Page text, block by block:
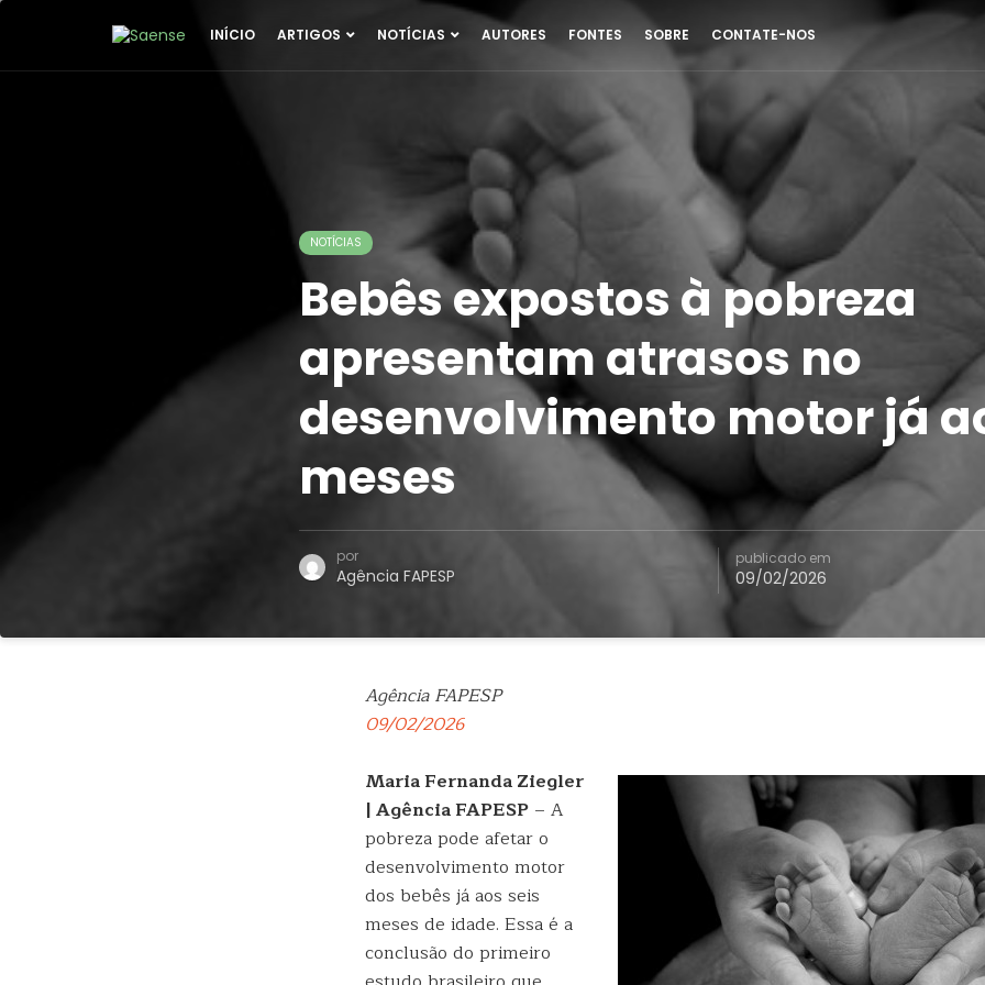
INÍCIO ARTIGOS NOTÍCIAS AUTORES FONTES SOBRE CONTATE-NOS
NOTÍCIAS
Bebês expostos à pobreza
apresentam atrasos no
desenvolvimento motor já
meses
por
Agência FAPESP
publicado em
09/02/2026
Agência FAPESP
09/02/2026
Maria Fernanda Ziegler
| Agência FAPESP – A
pobreza pode afetar o
desenvolvimento motor
dos bebês já aos seis
meses de idade. Essa é a
conclusão do primeiro